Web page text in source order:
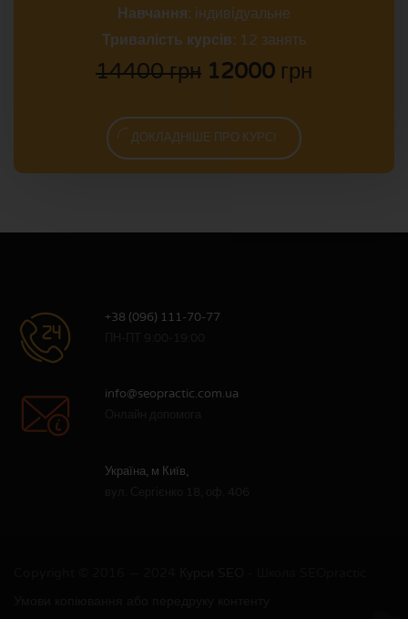
Навчання: індивідуальне
Тривалість курсів: 12 занять
14400 грн 12000 грн
ДОКЛАДНІШЕ ПРО КУРС!
+38 (096) 111-70-77
info@seopractic.com.ua
Україна, м Київ,